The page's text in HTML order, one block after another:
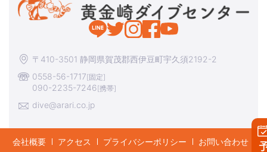
〒410-3501 静岡県賀茂郡西伊豆町宇久須2192-2
0558-56-1717[固定]
090-2235-7246[携帯]
dive@arari.co.jp
会社概要 アクセス プライバシーポリシー お問い合わせ